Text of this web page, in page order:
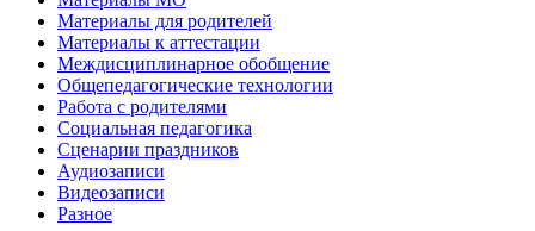
Материалы для родителей
Материалы к аттестации
Междисциплинарное обобщение
Общепедагогические технологии
Работа с родителями
Социальная педагогика
Сценарии праздников
Аудиозаписи
Видеозаписи
Разное